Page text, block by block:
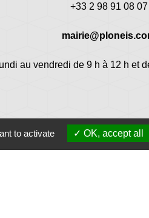
+33 2 98 91 08 07
au vendredi de 9 h à 12 h et
to activate OK, accept all